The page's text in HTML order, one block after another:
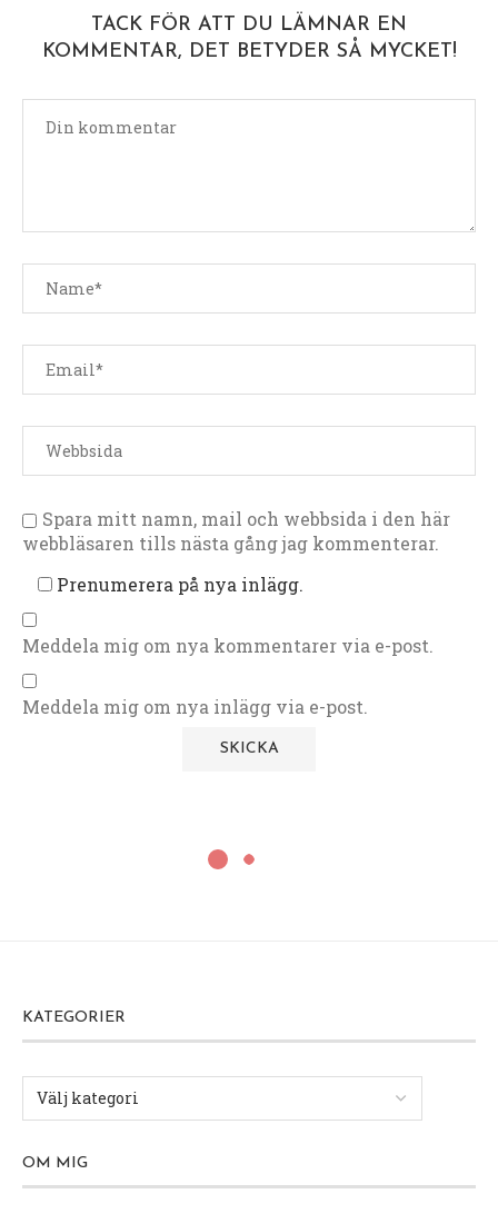
TACK FÖR ATT DU LÄMNAR EN
KOMMENTAR, DET BETYDER SÅ MYCKET!
Spara mitt namn, mail och webbsida i den här
webbläsaren tills nästa gång jag kommenterar.
Prenumerera på nya inlägg.
Meddela mig om nya kommentarer via e-post.
Meddela mig om nya inlägg via e-post.
KATEGORIER
OM MIG